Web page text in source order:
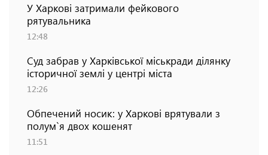
У Харкові затримали фейкового
рятувальника
12:48
Суд забрав у Харківської міськради ділянку
історичної землі у центрі міста
12:26
Обпечений носик: у Харкові врятували з
полум`я двох кошенят
11:51